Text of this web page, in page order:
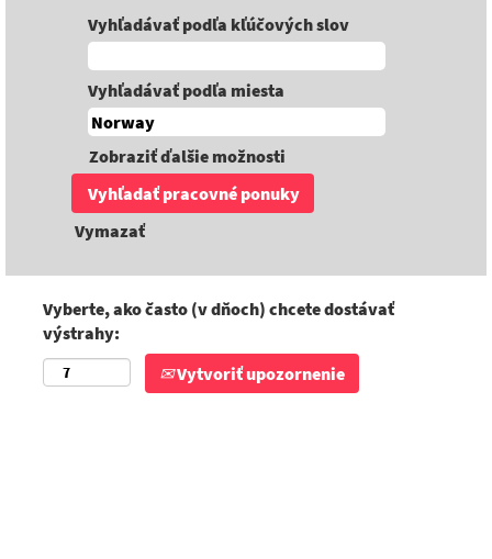
Vyhľadávať podľa kľúčových slov
Vyhľadávať podľa miesta
Zobraziť ďalšie možnosti
Vymazať
Vyberte, ako často (v dňoch) chcete dostávať
výstrahy:
Vytvoriť upozornenie